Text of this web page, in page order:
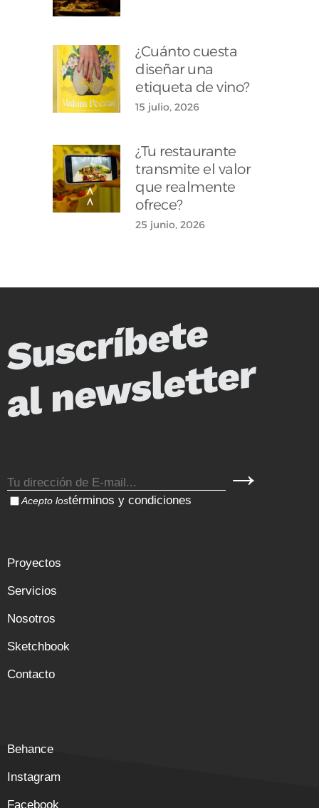
¿Cuánto cuesta
diseñar una
etiqueta de vino?
15 julio, 2026
¿Tu restaurante
transmite el valor
que realmente
ofrece?
25 junio, 2026
Acepto lostérminos y condiciones
Proyectos
Servicios
Nosotros
Sketchbook
Contacto
Behance
Instagram
Facebook